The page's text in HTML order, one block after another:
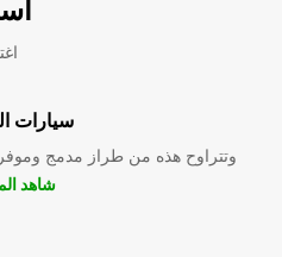
سيارات
وتتراوح هذه من طراز مدمج
شاهد